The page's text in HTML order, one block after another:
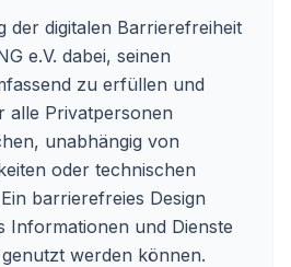
der digitalen Barrierefreiheit
e.V. dabei, seinen
zu erfüllen und
alle Privatpersonen
unabhängig von
oder technischen
barrierefreies Design
Informationen und Dienste
werden können.